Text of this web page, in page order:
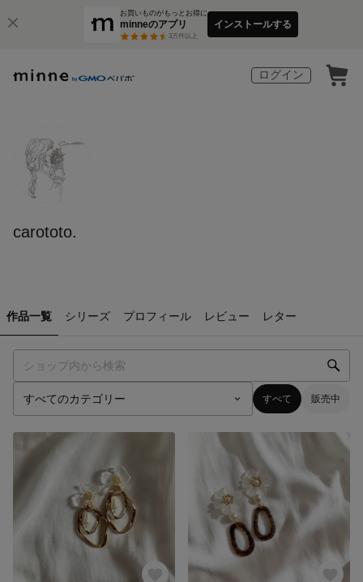
お買いものがもっとお得に
minneのアプリ
3万件以上
インストールする
ログイン
carototo.
作品一覧 シリーズ プロフィール レビュー レター
すべて 販売中